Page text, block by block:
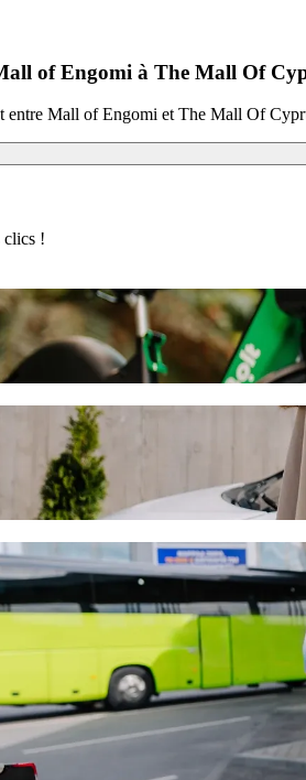
of Engomi à The Mall Of
entre Mall of Engomi et The Mall Of
clics !
ou à vélo électrique
of Engomi à The
le transport avec chauffeur Bolt si
nous trouverons le véhicule idéal pour
déplacer de Mall of
nos Vans pouvant accueillir jusqu'à 6
? Essayez les voitures premium de Bolt.
? Commandez un trajet pratique dans
accompagne ? Essayez nos trajets
? Les véhicules de notre catégorie
de voitures compactes à petits prix